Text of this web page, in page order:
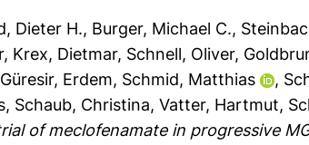
Dieter H., Burger, Michael C.,
, Krex, Dietmar, Schnell, Oliver,
Güresir, Erdem, Schmid, Matthias ,
, Schaub, Christina,Vatter, Hartmut,
of meclofenamate in progressive